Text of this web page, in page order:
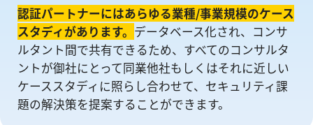
認証パートナーにはあらゆる業種/事業規模のケース
スタディがあります。 データベース化され、コンサ
ルタント間で共有できるため、すべてのコンサルタ
ントが御社にとって同業他社もしくはそれに近しい
ケーススタディに照らし合わせて、セキュリティ課
題の解決策を提案することができます。